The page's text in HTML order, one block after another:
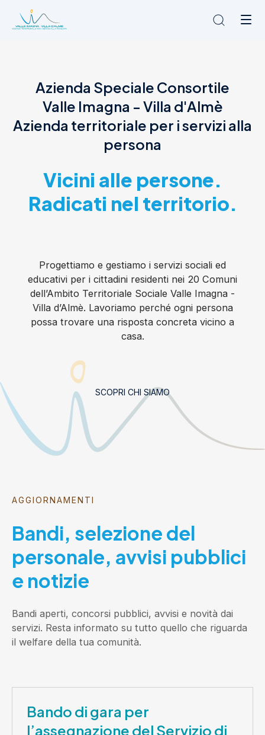
L'Ambito
Cosa facciamo
News
Amministrazione trasparente
Azienda Speciale Consortile
Valle Imagna - Villa d'Almè
Azienda territoriale per i servizi alla
persona
Vicini alle persone.
Radicati nel territorio.
Progettiamo e gestiamo i servizi sociali ed
educativi per i cittadini residenti nei 20 Comuni
dell’Ambito Territoriale Sociale Valle Imagna -
Villa d’Almè. Lavoriamo perché ogni persona
possa trovare una risposta concreta vicino a
casa.
SCOPRI CHI SIAMO
AGGIORNAMENTI
Bandi, selezione del
personale, avvisi pubblici
e notizie
Bandi aperti, concorsi pubblici, avvisi e novità dai
servizi. Resta informato su tutto quello che riguarda
il welfare della tua comunità.
Bando di gara per
l’assegnazione del Servizio di